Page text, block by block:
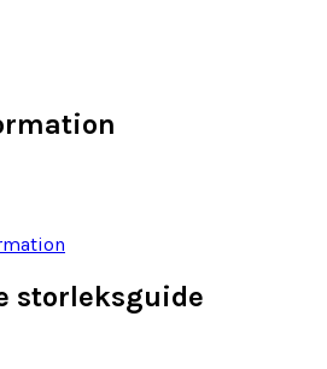
storleksguide